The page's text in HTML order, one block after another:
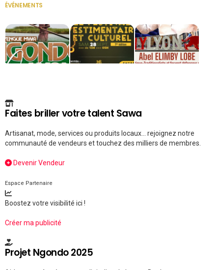
ÉVÉNEMENTS
Faites briller votre talent Sawa
Artisanat, mode, services ou produits locaux... rejoignez notre
communauté de vendeurs et touchez des milliers de membres.
Devenir Vendeur
Espace Partenaire
Boostez votre visibilité ici !
Créer ma publicité
Projet Ngondo 2025